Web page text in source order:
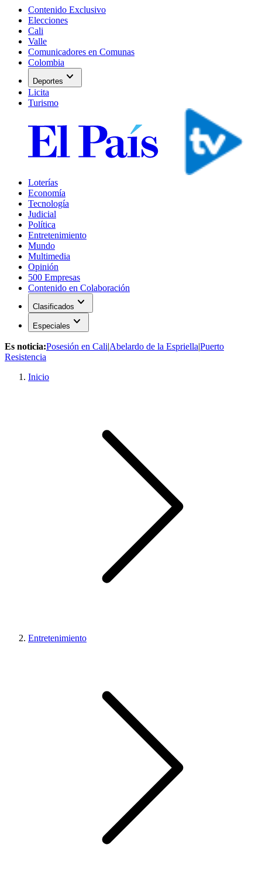
Contenido Exclusivo
Elecciones
Cali
Valle
Comunicadores en Comunas
Colombia
Deportes expand_more
Licita
Turismo
Loterías
Economía
Tecnología
Judicial
Política
Entretenimiento
Mundo
Multimedia
Opinión
500 Empresas
Contenido en Colaboración
Clasificados expand_more
Especiales expand_more
Es noticia:Posesión en Cali|Abelardo de la Espriella|Puerto
Resistencia
Inicio
Entretenimiento